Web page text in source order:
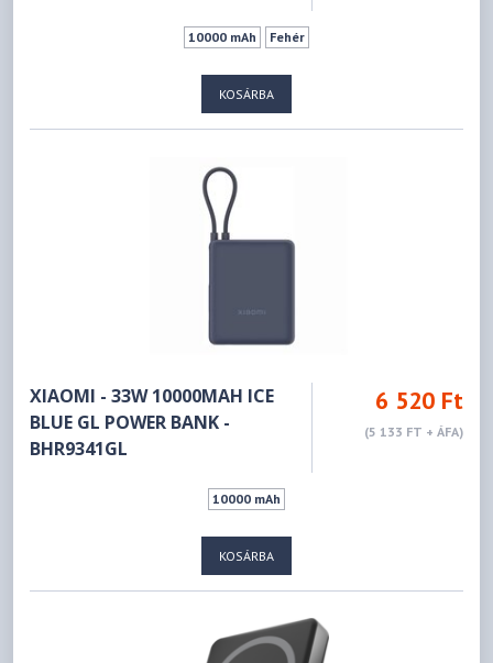
10000 mAh Fehér
KOSÁRBA
XIAOMI - 33W 10000MAH ICE
BLUE GL POWER BANK -
BHR9341GL
6 520 Ft
(5 133 FT + ÁFA)
10000 mAh
KOSÁRBA